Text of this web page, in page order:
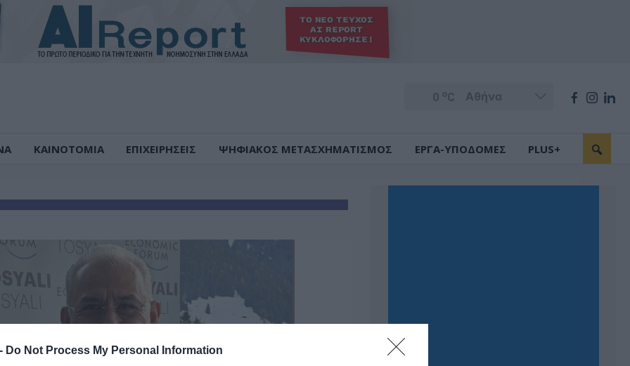
Do Not Process My Personal Information
0 oC
ΚΑΙΝΟΤΟΜΙΑ ΕΠΙΧΕΙΡΗΣΕΙΣ ΨΗΦΙΑΚΟΣ ΜΕΤΑΣΧΗΜΑΤΙΣΜΟΣ ΕΡΓΑ-ΥΠΟΔΟΜΕΣ PLUS+